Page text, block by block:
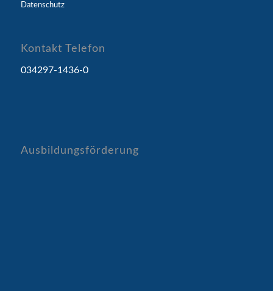
Datenschutz
Kontakt Telefon
034297-1436-0
Ausbildungsförderung